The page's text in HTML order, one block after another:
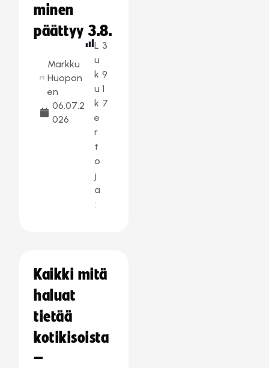
minen
päättyy 3.8.
Markku
Huopon
en
06.07.2
026
L
u
k
u
k
e
r
t
o
j
a
:
3
9
1
7
Kaikki mitä
haluat
tietää
kotikisoista
–